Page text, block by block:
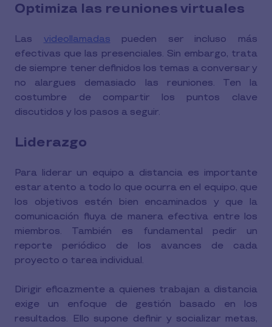
Optimiza las reuniones virtuales
Las videollamadas pueden ser incluso más
efectivas que las presenciales. Sin embargo, trata
de siempre tener definidos los temas a conversar y
no alargues demasiado las reuniones. Ten la
costumbre de compartir los puntos clave
discutidos y los pasos a seguir.
Liderazgo
Para liderar un equipo a distancia es importante
estar atento a todo lo que ocurra en el equipo, que
los objetivos estén bien encaminados y que la
comunicación fluya de manera efectiva entre los
miembros. También es fundamental pedir un
reporte periódico de los avances de cada
proyecto o tarea individual.
Dirigir eficazmente a quienes trabajan a distancia
exige un enfoque de gestión basado en los
resultados. Ello supone definir y socializar metas,